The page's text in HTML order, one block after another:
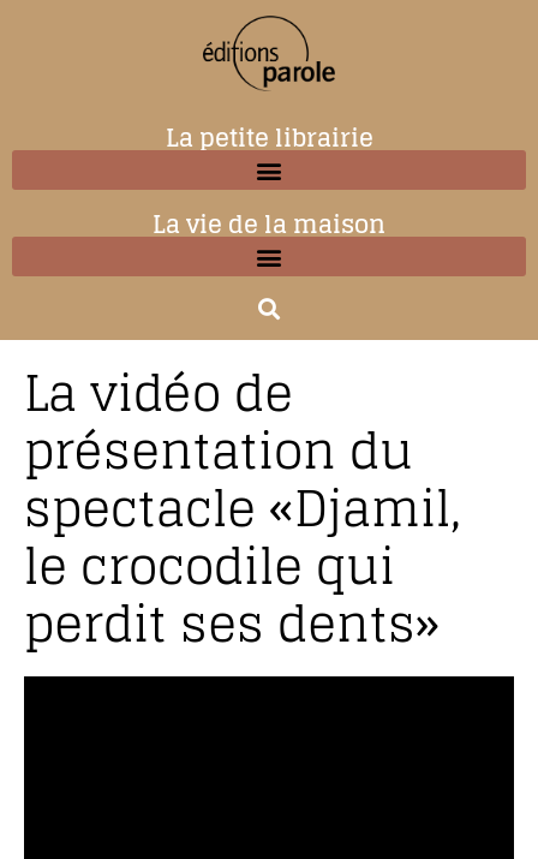
La petite librairie
La vie de la maison
La vidéo de
présentation du
spectacle «Djamil,
le crocodile qui
perdit ses dents»